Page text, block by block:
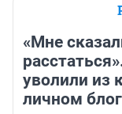
«Мне
уволили из
личном